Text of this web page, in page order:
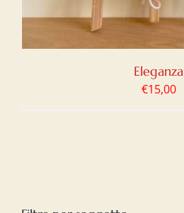
Eleganza
€15,00